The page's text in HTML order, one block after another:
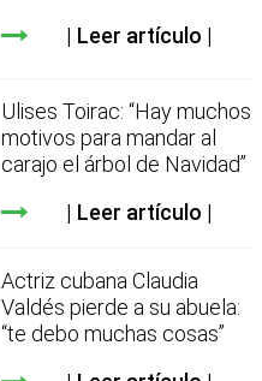
Leer artículo
Ulises Toirac: “Hay muchos
motivos para mandar al
carajo el árbol de Navidad”
Leer artículo
Actriz cubana Claudia
Valdés pierde a su abuela:
“te debo muchas cosas”